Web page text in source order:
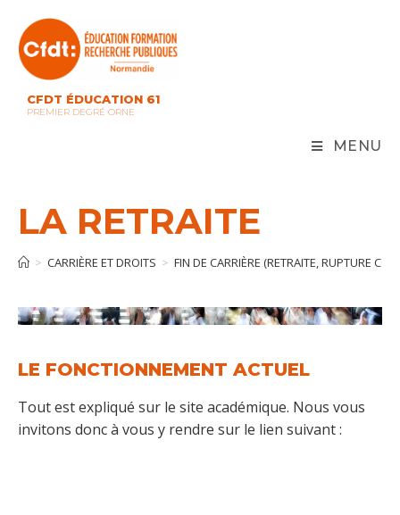
CFDT ÉDUCATION 61
PREMIER DEGRÉ ORNE
MENU
LA RETRAITE
> CARRIÈRE ET DROITS > FIN DE CARRIÈRE (RETRAITE, RUPTURE
LE FONCTIONNEMENT ACTUEL
Tout est expliqué sur le site académique. Nous vous
invitons donc à vous y rendre sur le lien suivant :